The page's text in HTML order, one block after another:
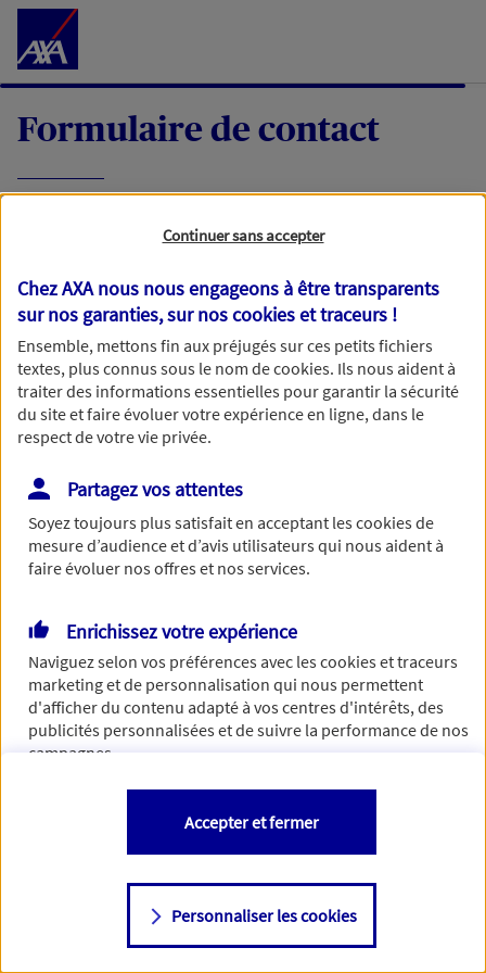
Accéder au Contenu
Formulaire de contact
demande, nous vous répondrons dans les
meilleurs délais par mail ou par téléphone.
Votre message :
Vous disposez de droits sur les informations vous concernant. Pour
plus d’informations,cliquez ici.
Continuer sans accepter
Chez AXA nous nous engageons à être transparents
sur nos garanties, sur noscookies et traceurs !
Ensemble, mettons fin aux préjugés sur ces petits fichiers
textes, plus connus sous le nom decookies. Ils nous aident à
traiter des informations essentielles pour garantir la sécurité
du site et faire évoluer votre expérience en ligne, dans le
respect de votre vie privée.
Partagez vos attentes
Soyez toujours plus satisfait en acceptant lescookiesde
mesure d’audience et d’avis utilisateurs qui nous aident à
faire évoluer nos offres et nos services.
Enrichissez votre expérience
Naviguez selon vos préférences avec lescookies et traceurs
marketing et de personnalisation qui nous permettent
d'afficher du contenu adapté à vos centres d'intérêts, des
publicités personnalisées et de suivre la performance de nos
campagnes.
Vous êtes libre de les accepter, de les refuser comme de
changer d'avis à tout moment en allant sur
Consulter notre politique decookies
Personnaliser les cookies
Accepter et fermer